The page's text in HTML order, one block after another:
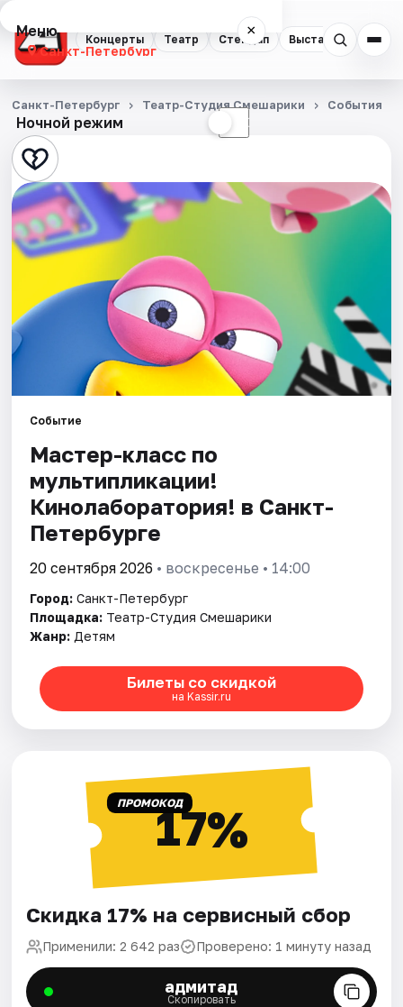
Концерты Театр Стендап Выставки
Меню ×
Санкт-Петербург
Концерты
Театр
Стендап
Выставки
Квесты
Экскурсии
Спорт
События
Города
Площадки
Артисты
Рейтинги
Ночной режим ☾
Санкт-Петербург Театр-Студия Смешарики События
Событие
Мастер-класс по
мультипликации!
Кинолаборатория! в Санкт-
Петербурге
20 сентября 2026 • воскресенье • 14:00
Город: Санкт-Петербург
Площадка: Театр-Студия Смешарики
Жанр: Детям
Билеты со скидкой
на Kassir.ru
ПРОМОКОД17%
Скидка 17% на сервисный сбор
Применили: 2 642 раз Проверено: 1 минуту назад
адмитад
Скопировать